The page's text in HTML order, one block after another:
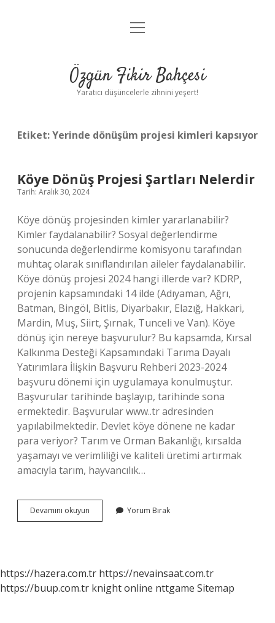
Anasayfa
Yasal Uyarı
menüyü
Özgün Fikir Bahçesi
Yaratıcı düşüncelerle zihnini yeşert!
Etiket:Yerinde dönüşüm projesi kimleri kapsıyor
Köye Dönüş Projesi Şartları Nelerdir
Tarih: Aralık 30, 2024
Köye dönüş projesinden kimler yararlanabilir?
Kimler faydalanabilir? Sosyal değerlendirme
sonucunda değerlendirme komisyonu tarafından
muhtaç olarak sınıflandırılan aileler faydalanabilir.
Köye dönüş projesi 2024 hangi illerde var? KDRP,
projenin kapsamındaki 14 ilde (Adıyaman, Ağrı,
Batman, Bingöl, Bitlis, Diyarbakır, Elazığ, Hakkari,
Mardin, Muş, Siirt, Şırnak, Tunceli ve Van). Köye
dönüş için nereye başvurulur? Bu kapsamda, Kırsal
Kalkınma Desteği Kapsamındaki Tarıma Dayalı
Yatırımlara İlişkin Başvuru Rehberi 2023-2024
başvuru dönemi için uygulamaya konulmuştur.
Başvurular tarihinde başlayıp, tarihinde sona
ermektedir. Başvurular www..tr adresinden
yapılabilmektedir. Devlet köye dönene ne kadar
para veriyor? Tarım ve Orman Bakanlığı, kırsalda
yaşamayı ve verimliliği ve kaliteli üretimi artırmak
amacıyla tarım, hayvancılık…
Devamını okuyun
Dönüş
Yorum Bırak
https://hazera.com.tr https://nevainsaat.com.tr
https://buup.com.tr knight online nttgame Sitemap